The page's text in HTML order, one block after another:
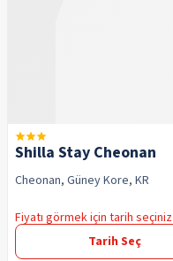
Shilla Stay Cheonan
Cheonan, Güney Kore, KR
Fiyatı görmek için tarih seçiniz
Tarih Seç